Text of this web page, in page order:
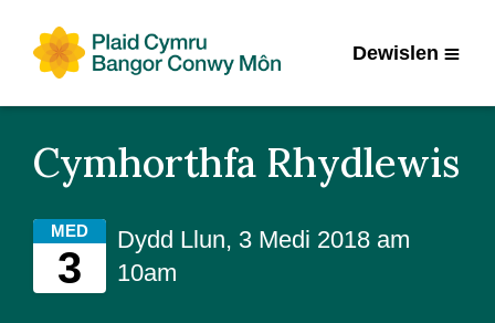
Dewislen
Cymhorthfa Rhydlewis
MED
3
Dydd Llun, 3 Medi 2018 am
10am